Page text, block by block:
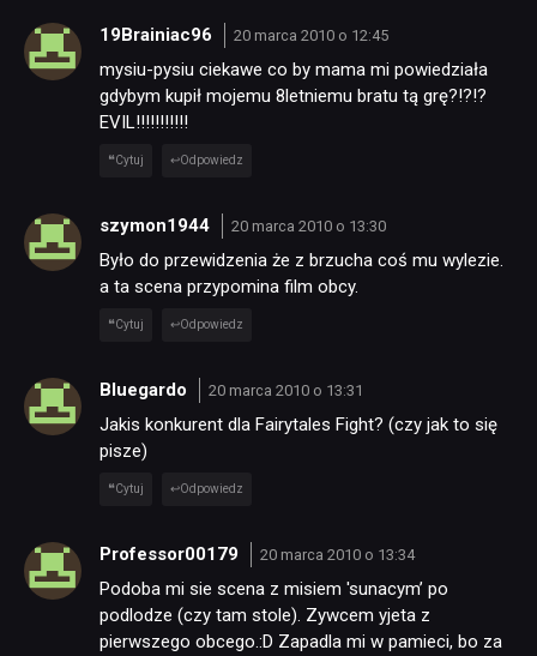
RETRO
TECHNOLOGIE
JUŻ GRALIŚMY
SKLEP
19Brainiac96 20 marca 2010 o 12:45
mysiu-pysiu ciekawe co by mama mi powiedziała
gdybym kupił mojemu 8letniemu bratu tą grę?!?!?
EVIL!!!!!!!!!!!
Cytuj Odpowiedz
szymon1944 20 marca 2010 o 13:30
Było do przewidzenia że z brzucha coś mu wylezie.
a ta scena przypomina film obcy.
Cytuj Odpowiedz
Bluegardo 20 marca 2010 o 13:31
Jakis konkurent dla Fairytales Fight? (czy jak to się
pisze)
Cytuj Odpowiedz
Professor00179 20 marca 2010 o 13:34
Podoba mi sie scena z misiem 'sunacym’ po
podlodze (czy tam stole). Zywcem yjeta z
pierwszego obcego.:D Zapadla mi w pamieci, bo za